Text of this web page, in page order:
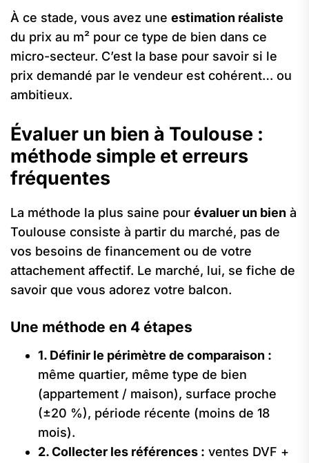
À ce stade, vous avez une estimation réaliste
du prix au m² pour ce type de bien dans ce
micro-secteur. C’est la base pour savoir si le
prix demandé par le vendeur est cohérent… ou
ambitieux.
Évaluer un bien à Toulouse :
méthode simple et erreurs
fréquentes
La méthode la plus saine pour évaluer un bien à
Toulouse consiste à partir du marché, pas de
vos besoins de financement ou de votre
attachement affectif. Le marché, lui, se fiche de
savoir que vous adorez votre balcon.
Une méthode en 4 étapes
1. Définir le périmètre de comparaison :
même quartier, même type de bien
(appartement / maison), surface proche
(±20 %), période récente (moins de 18
mois).
2. Collecter les références : ventes DVF +